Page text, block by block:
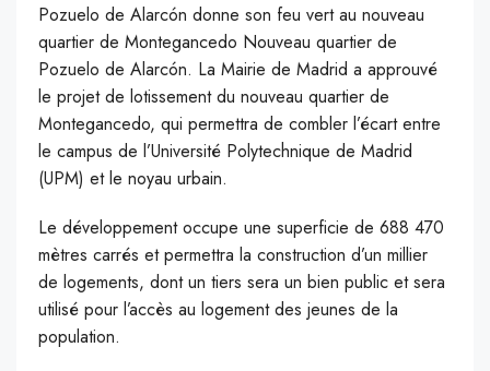
Pozuelo de Alarcón donne son feu vert au nouveau
quartier de Montegancedo Nouveau quartier de
Pozuelo de Alarcón. La Mairie de Madrid a approuvé
le projet de lotissement du nouveau quartier de
Montegancedo, qui permettra de combler l’écart entre
le campus de l’Université Polytechnique de Madrid
(UPM) et le noyau urbain.
Le développement occupe une superficie de 688 470
mètres carrés et permettra la construction d’un millier
de logements, dont un tiers sera un bien public et sera
utilisé pour l’accès au logement des jeunes de la
population.